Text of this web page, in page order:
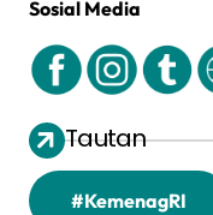
Sosial Media
Tautan
#KemenagRI